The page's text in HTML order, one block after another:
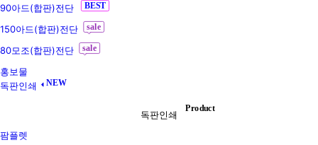
90아드(합판)전단 BEST
150아드(합판)전단 sale
80모조(합판)전단 sale
홍보물
독판인쇄
NEW
독판인쇄
Product
팜플렛